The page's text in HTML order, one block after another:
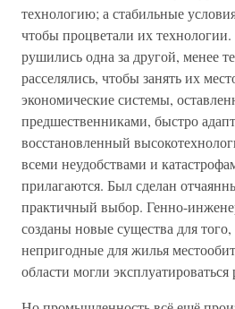
технологию; а стабильные
чтобы процветали их
рушились одна за другой, менее
расселялись, чтобы занять их
экономические системы,
предшественниками, быстро
восстановленный
всеми неудобствами и
прилагаются. Был сделан
практичный выбор. Генно-
созданы новые существа для
непригодные для жилья
области могли